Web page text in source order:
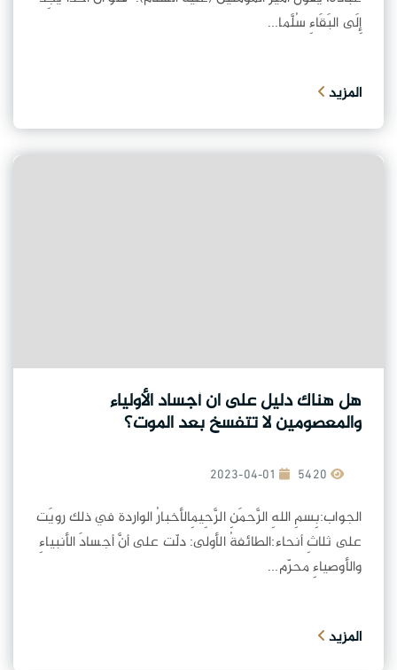
إِلَى البَقَاءِ سُلَّما...
المزيد
هل هناك دليل على ان أجساد الأولياء
والمعصومين لا تتفسخ بعد الموت؟
2023-04-01
الجواب:بِسمِ اللهِ الرَّحمَنِ الرَّحِيمِالأخبارُ الواردة في ذلك رويَت
على ثلاثِ أنحاء:الطائفةُ الأولى: دلّت على أنَّ أجسادَ الأنبياءِ
والأوصياءِ محرّم...
المزيد